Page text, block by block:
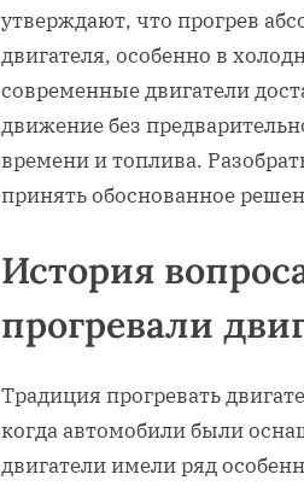
утверждают, что прогрев
двигателя, особенно в
современные двигатели
движение без
времени и топлива.
принять обоснованное
История
прогревали
Традиция прогревать
когда автомобили были
двигатели имели ряд